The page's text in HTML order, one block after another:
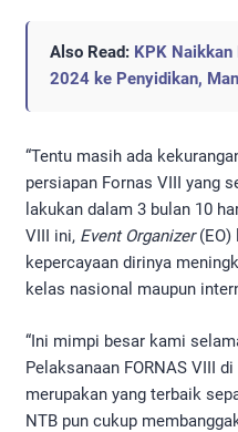
Also Read: KPK Naikkan
2024 ke Penyidikan,
“Tentu masih ada
persiapan Fornas VIII yang
lakukan dalam 3 bulan 10
VIII ini, Event Organizer(EO)
kepercayaan dirinya
kelas nasional maupun
“Ini mimpi besar kami
Pelaksanaan FORNAS VIII
merupakan yang terbaik
NTB pun cukup